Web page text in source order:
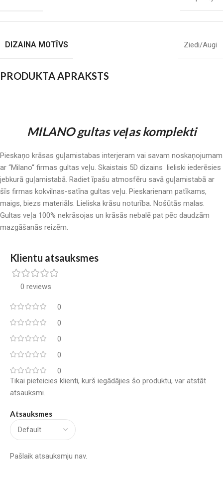
DIZAINA MOTĪVS Ziedi/Augi
PRODUKTA APRAKSTS
MILANO gultas veļas komplekti
Pieskaņo krāsas guļamistabas interjeram vai savam noskaņojumam
ar “Milano“ firmas gultas veļu. Skaistais 5D dizains lieliski iederēsies
jebkurā guļamistabā. Radiet īpašu atmosfēru savā guļamistabā ar
šīs firmas kokvilnas-satīna gultas veļu. Pieskarienam patīkams,
maigs, biezs materiāls. Lieliska krāsu noturība. Nošūtās malas.
Gultas veļa 100% nekrāsojas un krāsās nebalē pat pēc daudzām
mazgāšanās reizēm.
Klientu atsauksmes
0 reviews
0
0
0
0
0
Atsauksmes
Pašlaik atsauksmju nav.
Tikai pieteicies klienti, kurš iegādājies šo produktu, var atstāt
atsauksmi.